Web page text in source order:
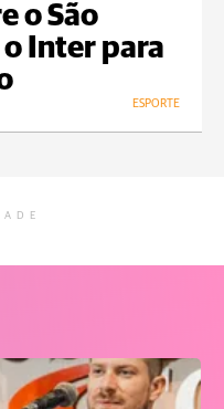
o São
o Inter para
ESPORTE